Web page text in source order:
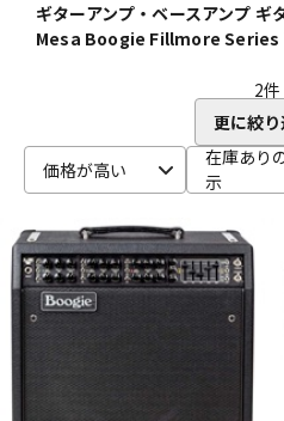
ベース
ドラム
ギターアンプ・ベースアンプ ギ
Mesa Boogie Fillmore Series
2件
更に絞
価格が高い
在庫あり
示